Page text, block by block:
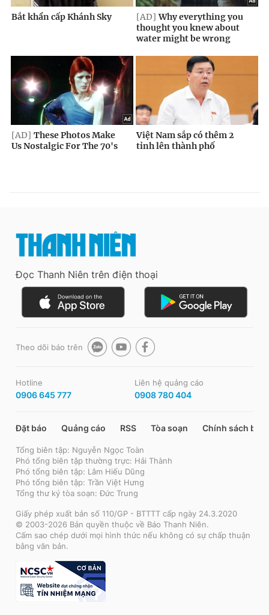
Đọc Thanh Niên trên điện thoại
Theo dõi báo trên
Hotline
0906 645 777
Liên hệ quảng cáo
0908 780 404
Đặt báo Quảng cáo RSS Tòa soạn Chính sách bảo
Tổng biên tập: Nguyễn Ngọc Toàn
Phó tổng biên tập thường trực: Hải Thành
Phó tổng biên tập: Lâm Hiếu Dũng
Phó tổng biên tập: Trần Việt Hưng
Tổng thư ký tòa soạn: Đức Trung
Giấy phép xuất bản số 110/GP - BTTTT cấp ngày 24.3.2020
© 2003-2026 Bản quyền thuộc về Báo Thanh Niên.
Cấm sao chép dưới mọi hình thức nếu không có sự chấp thuận
bằng văn bản.